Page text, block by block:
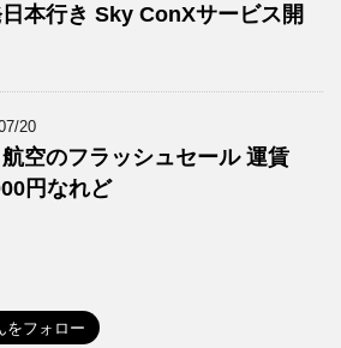
本行き Sky ConXサービス開
20
空のフラッシュセール 運賃
円なれど